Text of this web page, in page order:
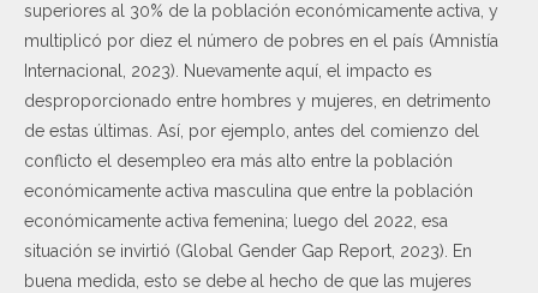
superiores al 30% de la población económicamente activa, y
multiplicó por diez el número de pobres en el país (Amnistía
Internacional, 2023). Nuevamente aquí, el impacto es
desproporcionado entre hombres y mujeres, en detrimento
de estas últimas. Así, por ejemplo, antes del comienzo del
conflicto el desempleo era más alto entre la población
económicamente activa masculina que entre la población
económicamente activa femenina; luego del 2022, esa
situación se invirtió (Global Gender Gap Report, 2023). En
buena medida, esto se debe al hecho de que las mujeres